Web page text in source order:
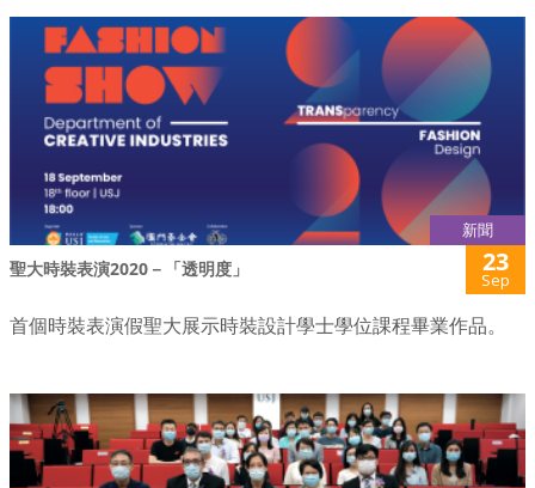
新聞
聖大時裝表演2020－「透明度」 23
Sep
首個時裝表演假聖大展示時裝設計學士學位課程畢業作品。